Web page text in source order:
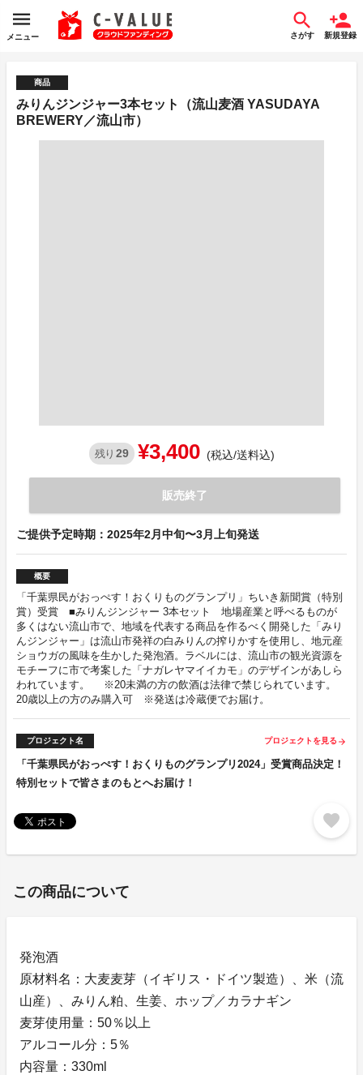
メニュー さがす 新規登録
商品
みりんジンジャー3本セット（流山麦酒 YASUDAYA
BREWERY／流山市）
残り 29 ¥3,400 (税込/送料込)
販売終了
ご提供予定時期：2025年2月中旬〜3月上旬発送
概要
「千葉県民がおっぺす！おくりものグランプリ」ちいき新聞賞（特別
賞）受賞 ■みりんジンジャー 3本セット 地場産業と呼べるものが
多くはない流山市で、地域を代表する商品を作るべく開発した「みり
んジンジャー」は流山市発祥の白みりんの搾りかすを使用し、地元産
ショウガの風味を生かした発泡酒。ラベルには、流山市の観光資源を
モチーフに市で考案した「ナガレヤマイイカモ」のデザインがあしら
われています。 ※20未満の方の飲酒は法律で禁じられています。
20歳以上の方のみ購入可 ※発送は冷蔵便でお届け。
プロジェクト名 プロジェクトを見る arrow_forward
「千葉県民がおっぺす！おくりものグランプリ2024」受賞商品決定！
特別セットで皆さまのもとへお届け！
favorite
この商品について
発泡酒
原材料名：大麦麦芽（イギリス・ドイツ製造）、米（流
山産）、みりん粕、生姜、ホップ／カラナギン
麦芽使用量：50％以上
アルコール分：5％
内容量：330ml